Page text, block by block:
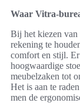
Waar Vitra-
Bij het kiezen van
rekening te
comfort en stijl.
hoogwaardige
meubelzaken tot
Het is aan te
men de